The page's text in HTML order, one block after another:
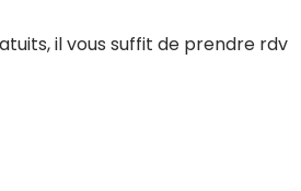
il vous suffit de prendre rdv